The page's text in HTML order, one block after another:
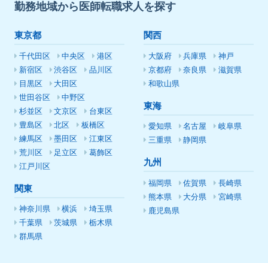
勤務地域から医師転職求人を探す
東京都
千代田区 中央区
港区
新宿区
渋谷区
品川区
目黒区
大田区
世田谷区
中野区
杉並区
文京区
台東区
豊島区
北区
板橋区
練馬区
墨田区
江東区
荒川区
足立区
葛飾区
江戸川区
関東
神奈川県 横浜
埼玉県
千葉県
茨城県
栃木県
群馬県
関西
大阪府 兵庫県
神戸
京都府
奈良県
滋賀県
和歌山県
東海
愛知県 名古屋
岐阜県
三重県
静岡県
九州
福岡県 佐賀県
長崎県
熊本県
大分県
宮崎県
鹿児島県